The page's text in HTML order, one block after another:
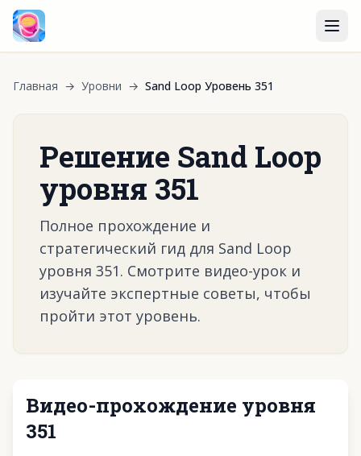
Главная → Уровни → Sand Loop Уровень 351
Решение Sand Loop
уровня 351
Полное прохождение и
стратегический гид для Sand Loop
уровня 351. Смотрите видео-урок и
изучайте экспертные советы, чтобы
пройти этот уровень.
Видео-прохождение уровня
351